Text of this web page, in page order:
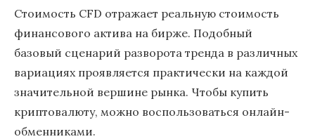
Стоимость CFD отражает реальную стоимость
финансового актива на бирже. Подобный
базовый сценарий разворота тренда в различных
вариациях проявляется практически на каждой
значительной вершине рынка. Чтобы купить
криптовалюту, можно воспользоваться онлайн-
обменниками.